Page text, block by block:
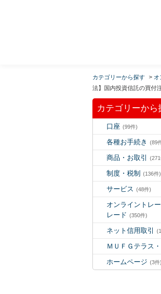
カテゴリーから探す > オ
法】国内投資信託の買付
カテゴリーから
口座 (99件)
各種お手続き (89
商品・お取引
制度・税制 (136件)
サービス (48件)
オンライントレ
レード (350件)
ネット信用取引
ＭＵＦＧテラス
ホームページ (3件)